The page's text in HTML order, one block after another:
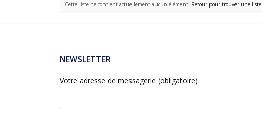
Cette liste ne contient actuellement aucun élément. Retour pour trouver une liste
NEWSLETTER
Votre adresse de messagerie (obligatoire)